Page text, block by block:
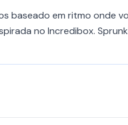
baseado em ritmo onde
no Incredibox.